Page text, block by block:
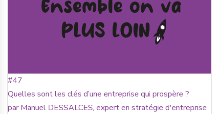
#47
Quelles sont les clés d’une entreprise qui prospère ?
par Manuel DESSALCES, expert en stratégie d'entreprise